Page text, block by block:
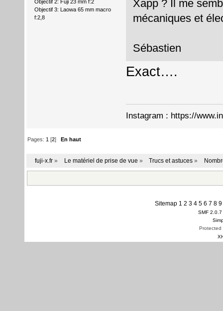
Objectif 2: Fuji 23 mm f:2
Objectif 3: Laowa 65 mm macro
f:2,8
Xapp ? Il me
mécaniques et
Sébastien
Exact….
Instagram : https://
Pages: 1 [2] En haut
fuji-x.fr » Le matériel de prise de vue » Trucs et astuces »
Sitemap 1 2 3 4 5 6 7 8 9
SMF 2.0.7